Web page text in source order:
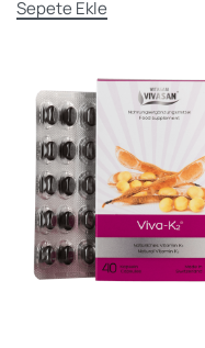
Sepete Ekle